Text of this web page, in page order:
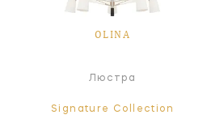
OLINA
Люстра
Signature Collection